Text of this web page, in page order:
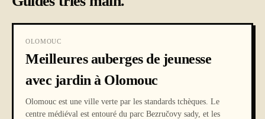
OLOMOUC
Meilleures auberges de jeunesse
avec jardin à Olomouc
Olomouc est une ville verte par les standards tchèques. Le
centre médiéval est entouré du parc Bezručovy sady, et les